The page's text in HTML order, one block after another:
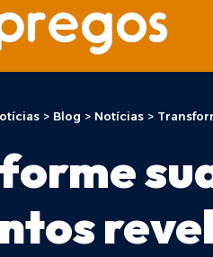
> Blog > Notícias >